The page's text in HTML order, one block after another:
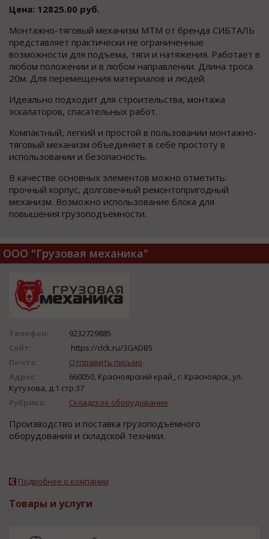
Цена: 12825.00 руб.
Монтажно-тяговый механизм МТМ от бренда СИБТАЛЬ
представляет практически не ограниченные
возможности для подъема, тяги и натяжения. Работает в
любом положении и в любом направлении. Длина троса
20м. Для перемещения материалов и людей.
Идеально подходит для строительства, монтажа
эскалаторов, спасательных работ.
Компактный, легкий и простой в пользовании монтажно-
тяговый механизм объединяет в себе простоту в
использовании и безопасность.
В качестве основных элементов можно отметить:
прочный корпус, долговечный ремонтопригодный
механизм. Возможно использование блока для
повышения грузоподъемности.
ООО "Грузовая механика"
Телефон:
9232729885
Сайт:
https://clck.ru/3GADB5
Почта:
Отправить письмо
Адрес:
660050, Красноярский край,, г. Красноярск, ул.
Кутузова, д.1 стр.37
Рубрика:
Складское оборудование
Производство и поставка грузоподъёмного
оборудования и складской техники.
Подробнее о компании
Товары и услуги